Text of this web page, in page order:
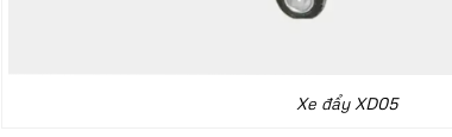
Xe đẩy XD05